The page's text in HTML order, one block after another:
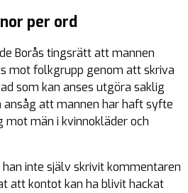
per ord
Borås tingsrätt att mannen
mot folkgrupp genom att skriva
som kan anses utgöra saklig
ansåg att mannen har haft syfte
män i kvinnokläder och
inte själv skrivit kommentaren
att kontot kan ha blivit hackat